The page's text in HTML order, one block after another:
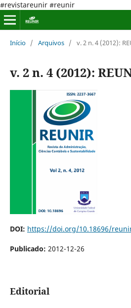
#revistareunir #reunir
Início / Arquivos / v. 2 n. 4 (2012):
v. 2 n. 4 (2012):
DOI: https://doi.org/10.18696/
Publicado: 2012-12-26
Editorial